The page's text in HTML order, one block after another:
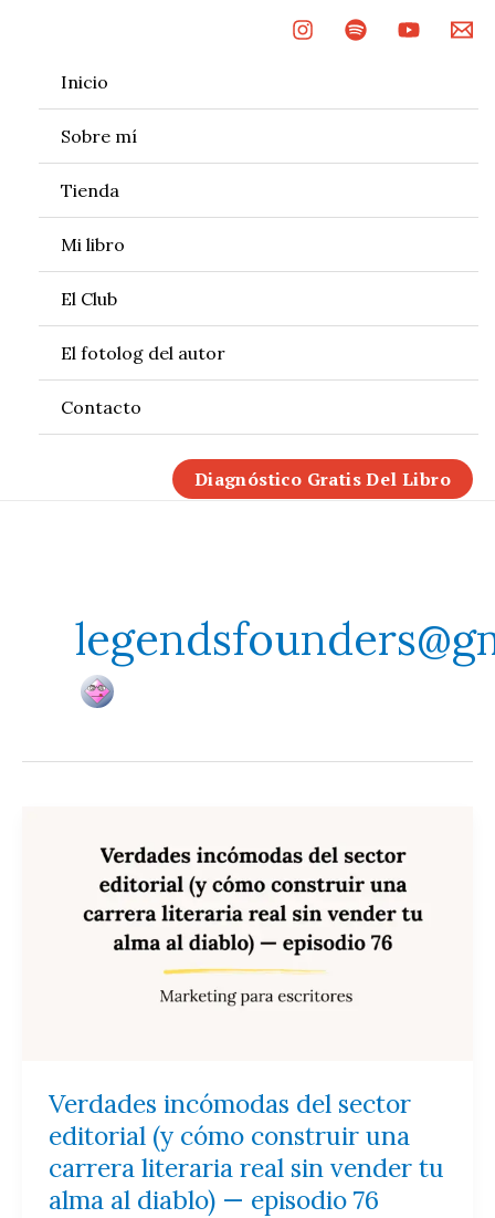
Inicio
Sobre mí
Tienda
Mi libro
El Club
El fotolog del autor
Contacto
Diagnóstico Gratis Del Libro
Verdades incómodas del sector
editorial (y cómo construir una
carrera literaria real sin vender tu
alma al diablo) — episodio 76
incómodas
literaria
real
sin
vender
tu